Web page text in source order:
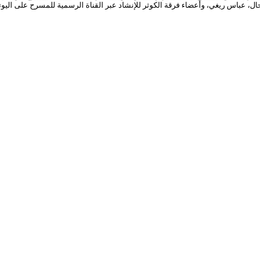
عباس ريغي، وأعضاء فرقة الكوثر للإنشاد عبر القناة الرسمية للمسرح على